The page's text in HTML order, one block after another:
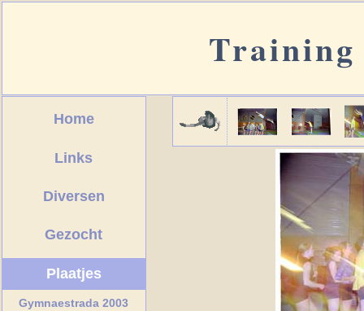
Training
Home
Links
Diversen
Gezocht
Plaatjes
Gymnaestrada 2003